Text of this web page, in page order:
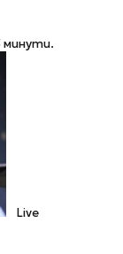
минути.
Live